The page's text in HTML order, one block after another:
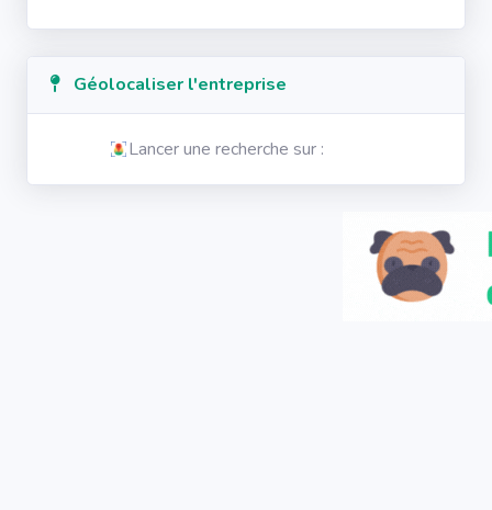
Géolocaliser l'entreprise
Lancer une recherche sur :